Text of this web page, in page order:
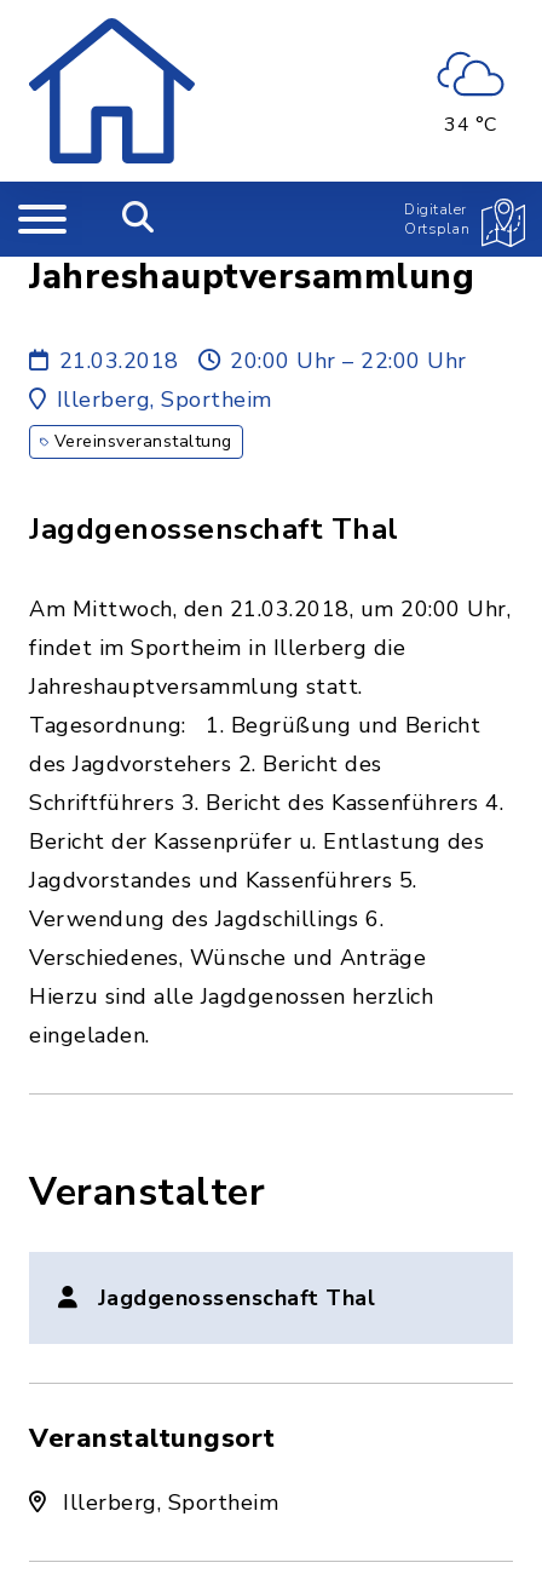
34 °C
Digitaler
Ortsplan
Jahreshauptversammlung
21.03.2018
20:00 Uhr – 22:00 Uhr
Illerberg, Sportheim
Vereinsveranstaltung
Jagdgenossenschaft Thal
Am Mittwoch, den 21.03.2018, um 20:00 Uhr,
findet im Sportheim in Illerberg die
Jahreshauptversammlung statt.
Tagesordnung: 1. Begrüßung und Bericht
des Jagdvorstehers 2. Bericht des
Schriftführers 3. Bericht des Kassenführers 4.
Bericht der Kassenprüfer u. Entlastung des
Jagdvorstandes und Kassenführers 5.
Verwendung des Jagdschillings 6.
Verschiedenes, Wünsche und Anträge
Hierzu sind alle Jagdgenossen herzlich
eingeladen.
Veranstalter
Jagdgenossenschaft Thal
Veranstaltungsort
Illerberg, Sportheim